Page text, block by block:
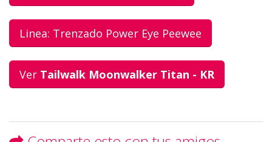
Linea: Trenzado Power Eye Peewee
Ver Tailwalk Moonwalker Titan - KR